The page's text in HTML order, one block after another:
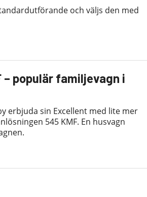
och väljs den med
populär familjevagn i
erbjuda sin Excellent med lite mer
545 KMF. En husvagn